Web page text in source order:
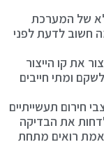
של המערכת
חשוב לדעת לפני
את קו הייצור
ומתי חייבים
חירום תעשייתיים
את הבדיקה
רואים מתחת